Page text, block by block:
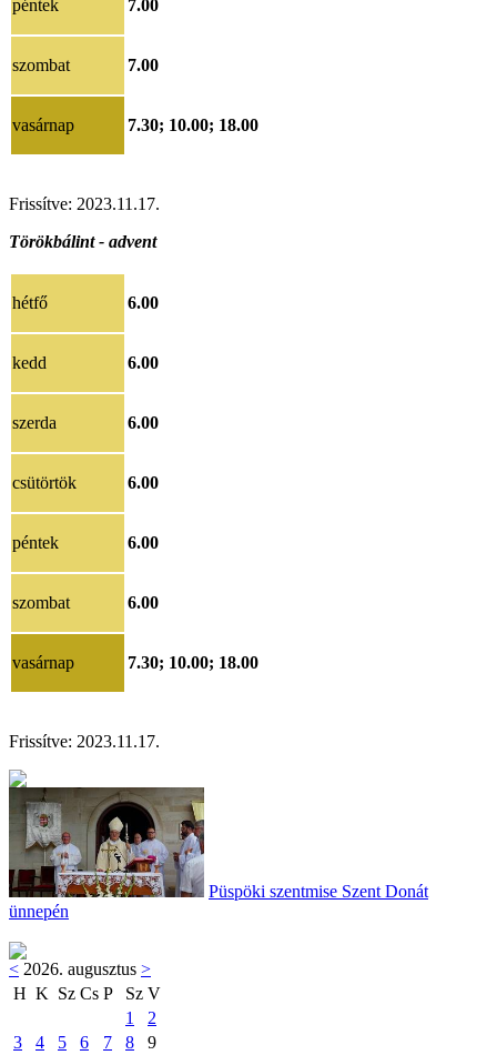
péntek 7.00
szombat 7.00
vasárnap 7.30; 10.00; 18.00
Frissítve: 2023.11.17.
Törökbálint - advent
hétfő 6.00
kedd 6.00
szerda 6.00
csütörtök 6.00
péntek 6.00
szombat 6.00
vasárnap 7.30; 10.00; 18.00
Frissítve: 2023.11.17.
Püspöki szentmise Szent Donát
ünnepén
< 2026. augusztus >
H K Sz Cs P Sz V
1
2
3
4 5 6 7 8
9